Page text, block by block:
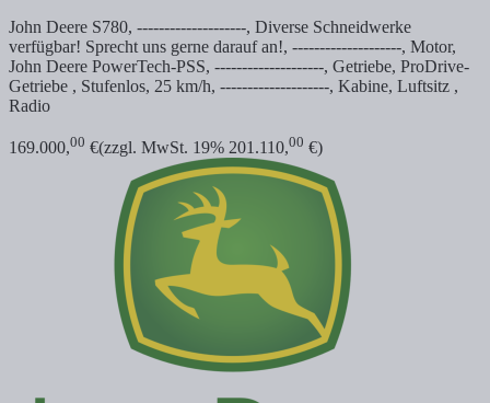
John Deere S780, --------------------, Diverse Schneidwerke
verfügbar! Sprecht uns gerne darauf an!, --------------------, Motor,
John Deere PowerTech-PSS, --------------------, Getriebe, ProDrive-
Getriebe , Stufenlos, 25 km/h, --------------------, Kabine, Luftsitz ,
Radio
169.000,00 €(zzgl. MwSt. 19% 201.110,00 €)